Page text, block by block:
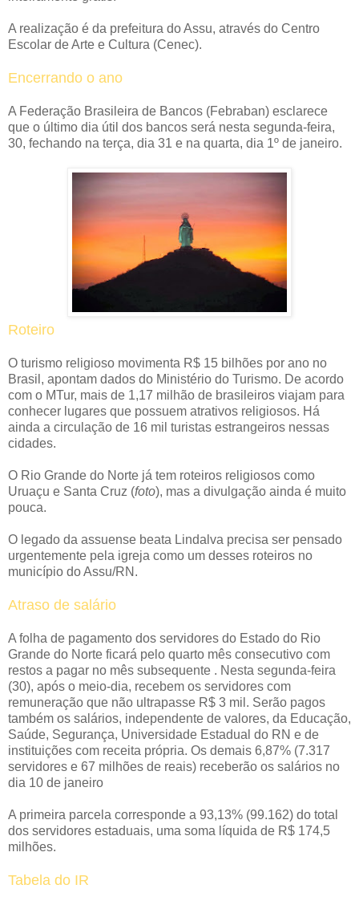
A realização é da prefeitura do Assu, através do Centro
Escolar de Arte e Cultura (Cenec).
Encerrando o ano
A Federação Brasileira de Bancos (Febraban) esclarece
que o último dia útil dos bancos será nesta segunda-feira,
30, fechando na terça, dia 31 e na quarta, dia 1º de janeiro.
Roteiro
O turismo religioso movimenta R$ 15 bilhões por ano no
Brasil, apontam dados do Ministério do Turismo. De acordo
com o MTur, mais de 1,17 milhão de brasileiros viajam para
conhecer lugares que possuem atrativos religiosos. Há
ainda a circulação de 16 mil turistas estrangeiros nessas
cidades.
O Rio Grande do Norte já tem roteiros religiosos como
Uruaçu e Santa Cruz (foto), mas a divulgação ainda é muito
pouca.
O legado da assuense beata Lindalva precisa ser pensado
urgentemente pela igreja como um desses roteiros no
município do Assu/RN.
Atraso de salário
A folha de pagamento dos servidores do Estado do Rio
Grande do Norte ficará pelo quarto mês consecutivo com
restos a pagar no mês subsequente . Nesta segunda-feira
(30), após o meio-dia, recebem os servidores com
remuneração que não ultrapasse R$ 3 mil. Serão pagos
também os salários, independente de valores, da Educação,
Saúde, Segurança, Universidade Estadual do RN e de
instituições com receita própria. Os demais 6,87% (7.317
servidores e 67 milhões de reais) receberão os salários no
dia 10 de janeiro
A primeira parcela corresponde a 93,13% (99.162) do total
dos servidores estaduais, uma soma líquida de R$ 174,5
milhões.
Tabela do IR